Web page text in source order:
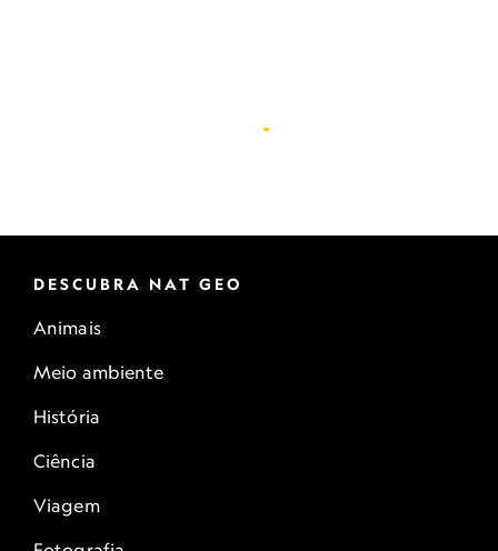
DESCUBRA NAT GEO
Animais
Meio ambiente
História
Ciência
Viagem